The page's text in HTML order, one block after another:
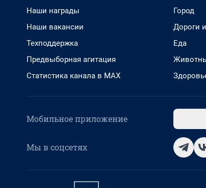
Наши награды
Наши вакансии
Техподдержка
Предвыборная агитация
Статистика канала в MAX
Город
Дороги
Еда
Мобильное приложение
Мы в соцсетях